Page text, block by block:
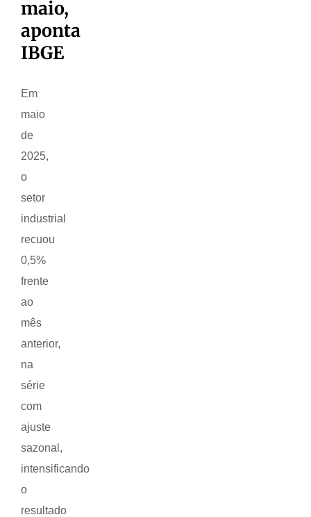
maio,
aponta
IBGE
Em
maio
de
2025,
o
setor
industrial
recuou
0,5%
frente
ao
mês
anterior,
na
série
com
ajuste
sazonal,
intensificando
o
resultado